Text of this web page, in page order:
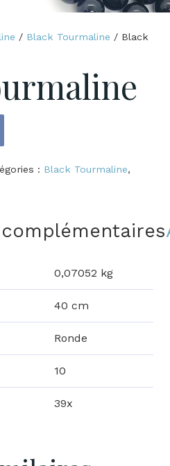
/ Black Tourmaline / Black
: Black Tourmaline,
0,07052 kg
40 cm
Ronde
10
39x